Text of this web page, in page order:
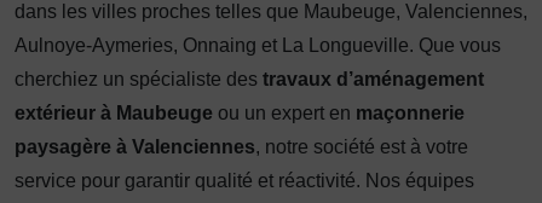
dans les villes proches telles que Maubeuge, Valenciennes,
Aulnoye-Aymeries, Onnaing et La Longueville. Que vous
cherchiez un spécialiste des travaux d’aménagement
extérieur à Maubeuge ou un expert en maçonnerie
paysagère à Valenciennes, notre société est à votre
service pour garantir qualité et réactivité. Nos équipes